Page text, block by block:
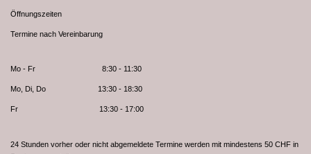
Öffnungszeiten
Termine nach Vereinbarung
Mo - Fr 8:30 - 11:30
Mo, Di, Do 13:30 - 18:30
Fr 13:30 - 17:00
24 Stunden vorher oder nicht abgemeldete Termine werden mit mindestens 50 CHF in